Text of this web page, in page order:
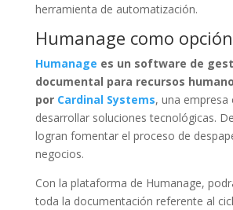
herramienta de automatización.
Humanage como opción
Humanage es un software de
documental para recursos
por Cardinal Systems, una empresa
desarrollar soluciones tecnológicas.
logran fomentar el proceso de
negocios.
Con la plataforma de Humanage,
toda la documentación referente al